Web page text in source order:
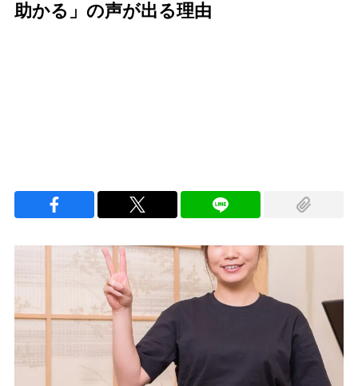
助かる」の声が出る理由